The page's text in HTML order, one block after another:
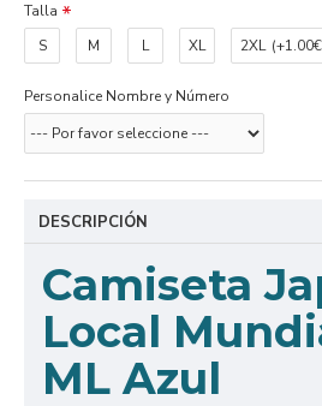
Talla
S
M L XL 2XL
Personalice Nombre y Número
DESCRIPCIÓN
Camiseta
Local
ML Azul